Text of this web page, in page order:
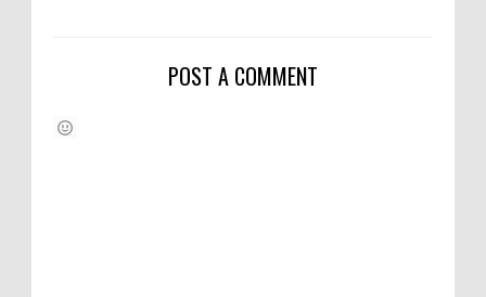
POST A COMMENT